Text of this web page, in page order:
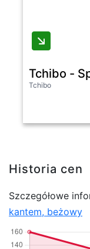
Tchibo -
Tchibo
Historia cen
Szczegółowe
kantem, beżowy